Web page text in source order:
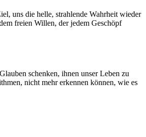
uns die helle, strahlende Wahrheit wieder
freien Willen, der jedem Geschöpf
schenken, ihnen unser Leben zu
nicht mehr erkennen können, wie es